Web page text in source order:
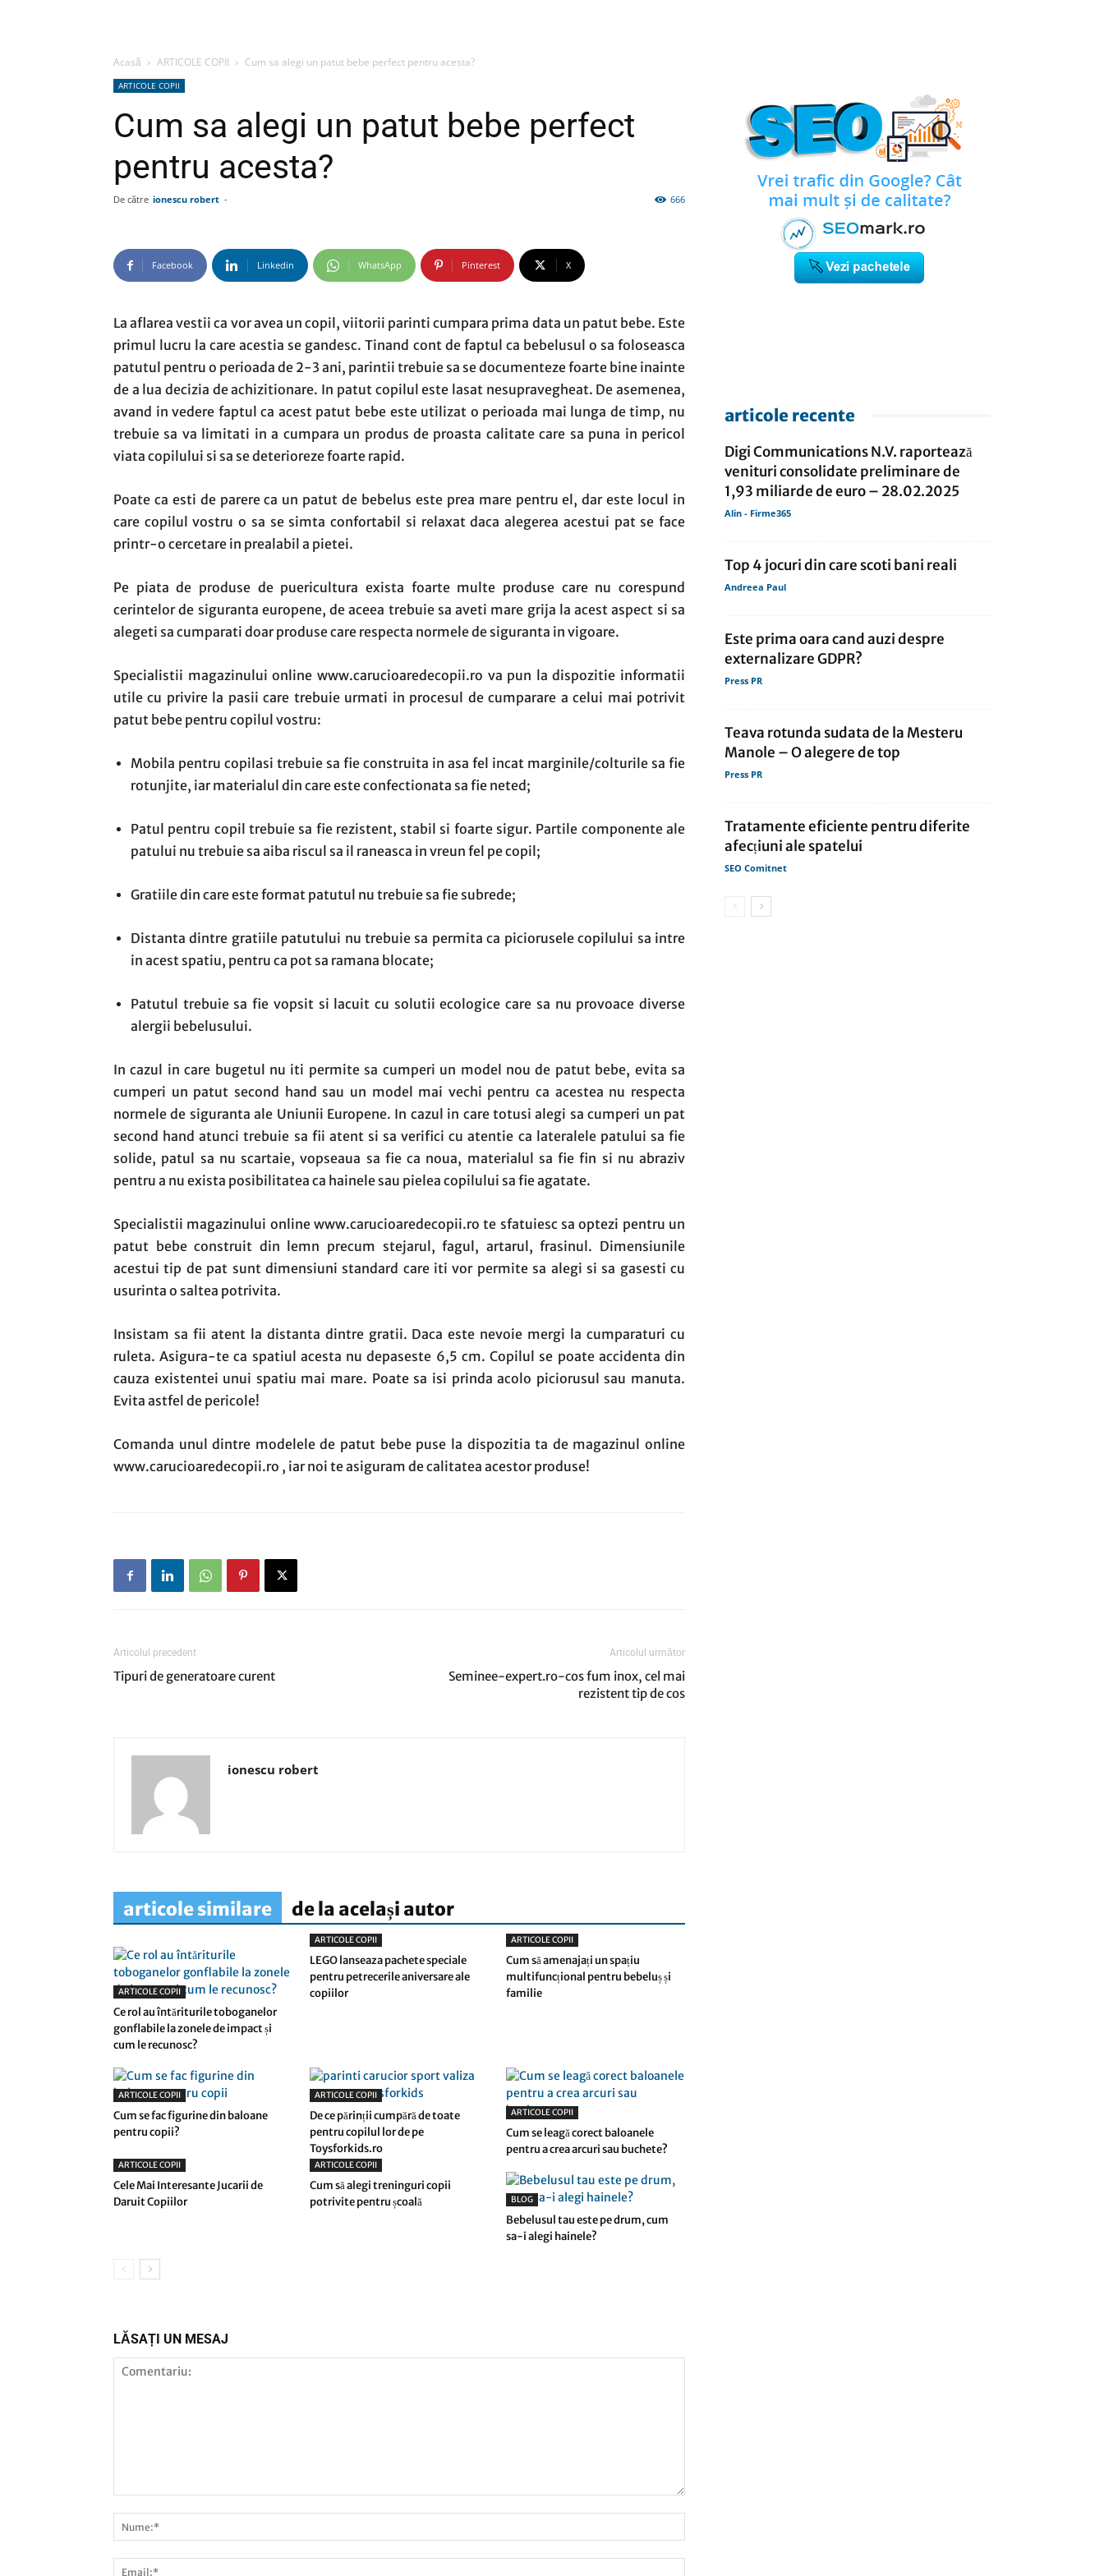
comunicate
Acasă ARTICOLE COPII Cum sa alegi un patut bebe perfect pentru acesta?
ARTICOLE COPII
Cum sa alegi un patut bebe perfect
pentru acesta?
De către ionescu robert - 666
Facebook Linkedin WhatsApp Pinterest X
La aflarea vestii ca vor avea un copil, viitorii parinti cumpara prima data un patut bebe. Este
primul lucru la care acestia se gandesc. Tinand cont de faptul ca bebelusul o sa foloseasca
patutul pentru o perioada de 2-3 ani, parintii trebuie sa se documenteze foarte bine inainte
de a lua decizia de achizitionare. In patut copilul este lasat nesupravegheat. De asemenea,
avand in vedere faptul ca acest patut bebe este utilizat o perioada mai lunga de timp, nu
trebuie sa va limitati in a cumpara un produs de proasta calitate care sa puna in pericol
viata copilului si sa se deterioreze foarte rapid.
Poate ca esti de parere ca un patut de bebelus este prea mare pentru el, dar este locul in
care copilul vostru o sa se simta confortabil si relaxat daca alegerea acestui pat se face
printr-o cercetare in prealabil a pietei.
Pe piata de produse de puericultura exista foarte multe produse care nu corespund
cerintelor de siguranta europene, de aceea trebuie sa aveti mare grija la acest aspect si sa
alegeti sa cumparati doar produse care respecta normele de siguranta in vigoare.
Specialistii magazinului online www.carucioaredecopii.ro va pun la dispozitie informatii
utile cu privire la pasii care trebuie urmati in procesul de cumparare a celui mai potrivit
patut bebe pentru copilul vostru:
Mobila pentru copilasi trebuie sa fie construita in asa fel incat marginile/colturile sa fie
rotunjite, iar materialul din care este confectionata sa fie neted;
Patul pentru copil trebuie sa fie rezistent, stabil si foarte sigur. Partile componente ale
patului nu trebuie sa aiba riscul sa il raneasca in vreun fel pe copil;
Gratiile din care este format patutul nu trebuie sa fie subrede;
Distanta dintre gratiile patutului nu trebuie sa permita ca piciorusele copilului sa intre
in acest spatiu, pentru ca pot sa ramana blocate;
Patutul trebuie sa fie vopsit si lacuit cu solutii ecologice care sa nu provoace diverse
alergii bebelusului.
In cazul in care bugetul nu iti permite sa cumperi un model nou de patut bebe, evita sa
cumperi un patut second hand sau un model mai vechi pentru ca acestea nu respecta
normele de siguranta ale Uniunii Europene. In cazul in care totusi alegi sa cumperi un pat
second hand atunci trebuie sa fii atent si sa verifici cu atentie ca lateralele patului sa fie
solide, patul sa nu scartaie, vopseaua sa fie ca noua, materialul sa fie fin si nu abraziv
pentru a nu exista posibilitatea ca hainele sau pielea copilului sa fie agatate.
Specialistii magazinului online www.carucioaredecopii.ro te sfatuiesc sa optezi pentru un
patut bebe construit din lemn precum stejarul, fagul, artarul, frasinul. Dimensiunile
acestui tip de pat sunt dimensiuni standard care iti vor permite sa alegi si sa gasesti cu
usurinta o saltea potrivita.
Insistam sa fii atent la distanta dintre gratii. Daca este nevoie mergi la cumparaturi cu
ruleta. Asigura-te ca spatiul acesta nu depaseste 6,5 cm. Copilul se poate accidenta din
cauza existentei unui spatiu mai mare. Poate sa isi prinda acolo piciorusul sau manuta.
Evita astfel de pericole!
Comanda unul dintre modelele de patut bebe puse la dispozitia ta de magazinul online
www.carucioaredecopii.ro , iar noi te asiguram de calitatea acestor produse!
Articolul precedent
Tipuri de generatoare curent
Articolul următor
Seminee-expert.ro-cos fum inox, cel mai
rezistent tip de cos
ionescu robert
articole similare de la același autor
ARTICOLE COPII
Ce rol au întăriturile toboganelor
gonflabile la zonele de impact și
cum le recunosc?
ARTICOLE COPII
LEGO lanseaza pachete speciale
pentru petrecerile aniversare ale
copiilor
ARTICOLE COPII
Cum să amenajați un spațiu
multifuncțional pentru bebeluș și
familie
ARTICOLE COPII
Cum se fac figurine din baloane
pentru copii?
ARTICOLE COPII
De ce părinții cumpără de toate
pentru copilul lor de pe
Toysforkids.ro
ARTICOLE COPII
Cum se leagă corect baloanele
pentru a crea arcuri sau buchete?
ARTICOLE COPII
Cele Mai Interesante Jucarii de
Daruit Copiilor
ARTICOLE COPII
Cum să alegi treninguri copii
potrivite pentru școală
BLOG
Bebelusul tau este pe drum, cum
sa-i alegi hainele?
LĂSAȚI UN MESAJ
articole recente
Digi Communications N.V. raportează
venituri consolidate preliminare de
1,93 miliarde de euro – 28.02.2025
Alin - Firme365
Top 4 jocuri din care scoti bani reali
Andreea Paul
Este prima oara cand auzi despre
externalizare GDPR?
Press PR
Teava rotunda sudata de la Mesteru
Manole – O alegere de top
Press PR
Tratamente eficiente pentru diferite
afecțiuni ale spatelui
SEO Comitnet